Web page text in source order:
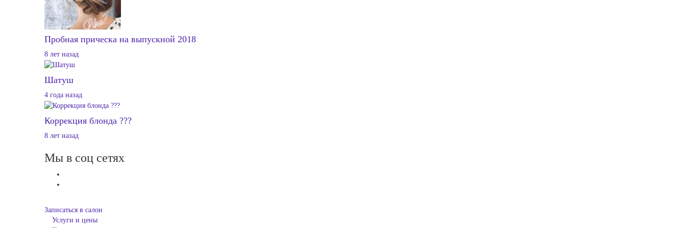
Пробная прическа на выпускной 2018
8 лет назад
Шатуш
4 года назад
Коррекция блонда ???
8 лет назад
Мы в соц сетях
Записаться в салон
Услуги и цены